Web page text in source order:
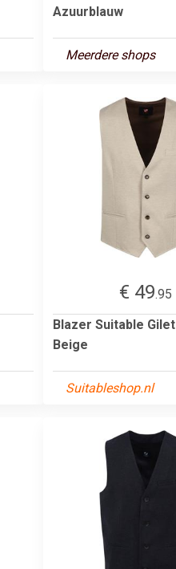
Azuurblauw
Meerdere shops
€ 49.95
Blazer Suitable
Beige
Suitableshop.nl